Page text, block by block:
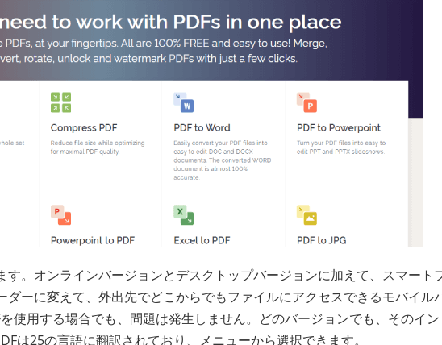
す。オンラインバージョンとデスクトップバージョンに加えて、スマート
ダーに変えて、外出先でどこからでもファイルにアクセスできるモバイル
使用する場合でも、問題は発生しません。どのバージョンでも、そのイン
は25の言語に翻訳されており、メニューから選択できます。